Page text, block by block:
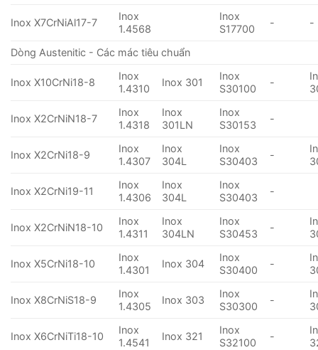
Inox X7CrNiAl17-7
Inox
1.4568
Inox
S17700
- -
Dòng Austenitic - Các mác tiêu chuẩn
Inox X10CrNi18-8
Inox
1.4310
Inox 301
Inox
S30100
-
Inox X2CrNiN18-7
Inox
1.4318
Inox
301LN
Inox
S30153
-
Inox X2CrNi18-9
Inox
1.4307
Inox
304L
Inox
S30403
-
Inox X2CrNi19-11
Inox
1.4306
Inox
304L
Inox
S30403
-
Inox X2CrNiN18-10
Inox
1.4311
Inox
304LN
Inox
S30453
-
Inox X5CrNi18-10
Inox
1.4301
Inox 304
Inox
S30400
-
Inox X8CrNiS18-9
Inox
1.4305
Inox 303
Inox
S30300
-
Inox X6CrNiTi18-10
Inox
1.4541
Inox 321
Inox
S32100
-